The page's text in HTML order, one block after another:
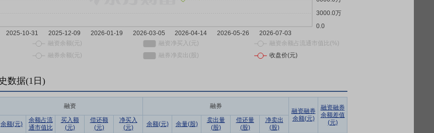
数据(1 日)
融资 融券
融资融券
余额(元)
融资融券
余额差值
(元)
余额(元)
余额占流
通市值比
买入额
(元)
偿还额
(元)
净买入
(元)
余额(元) 余量(股)
卖出量
(股)
偿还量
(股)
净卖出
(股)